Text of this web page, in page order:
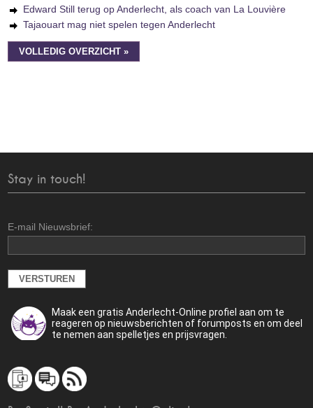
Edward Still terug op Anderlecht, als coach van La Louvière
Tajaouart mag niet spelen tegen Anderlecht
VOLLEDIG OVERZICHT »
Stay in touch!
E-mail Nieuwsbrief:
Maak een gratis Anderlecht-Online profiel aan om te
reageren op nieuwsberichten of forumposts en om deel
te nemen aan spelletjes en prijsvragen.